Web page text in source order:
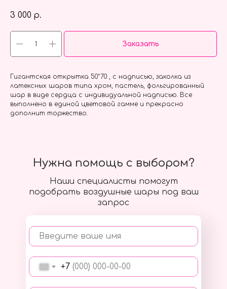
3 000 р.
Заказать
Гигантская открытка 50*70 , с надписью, заколка из
латексных шаров типа хром, пастель, фольгированный
шар в виде сердца с индивидуальной надписью. Все
выполнено в единой цветовой гамме и прекрасно
дополнит торжество.
Наши специалисты помогут
подобрать воздушные шары под ваш
запрос
Введите ваше имя
+7
Нужна помощь с выбором?